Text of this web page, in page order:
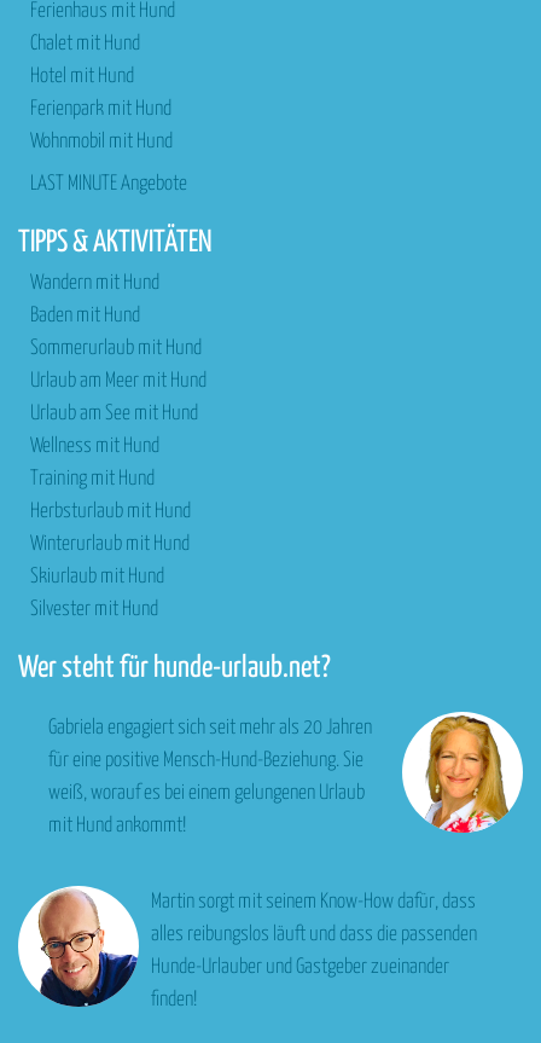
Ferienhaus mit Hund
Chalet mit Hund
Hotel mit Hund
Ferienpark mit Hund
Wohnmobil mit Hund
LAST MINUTE Angebote
TIPPS & AKTIVITÄTEN
Wandern mit Hund
Baden mit Hund
Sommerurlaub mit Hund
Urlaub am Meer mit Hund
Urlaub am See mit Hund
Wellness mit Hund
Training mit Hund
Herbsturlaub mit Hund
Winterurlaub mit Hund
Skiurlaub mit Hund
Silvester mit Hund
Wer steht für hunde-urlaub.net?
Gabriela engagiert sich seit mehr als 20 Jahren
für eine positive Mensch-Hund-Beziehung. Sie
weiß, worauf es bei einem gelungenen Urlaub
mit Hund ankommt!
Martin sorgt mit seinem Know-How dafür, dass
alles reibungslos läuft und dass die passenden
Hunde-Urlauber und Gastgeber zueinander
finden!